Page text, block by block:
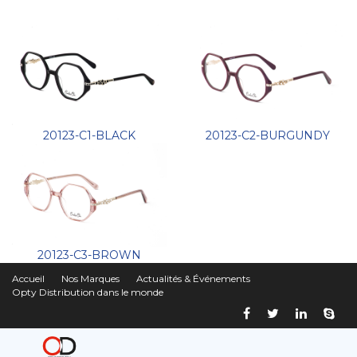
20123-C1-BLACK 20123-C2-BURGUNDY
20123-C3-BROWN
Accueil Nos Marques
Actualités & Événements
Opty Distribution dans le monde